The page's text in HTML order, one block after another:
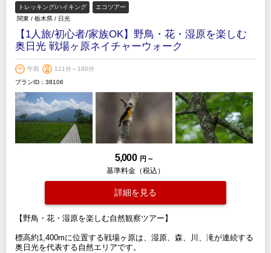
トレッキング/ハイキング
エコツアー
関東 / 栃木県 / 日光
【1人旅/初心者/家族OK】野鳥・花・湿原を楽しむ
奥日光 戦場ヶ原ネイチャーウォーク
午前
121分～180分
プランID：38106
5,000 円 ～
基準料金（税込）
詳細を見る
【野鳥・花・湿原を楽しむ自然観察ツアー】
標高約1,400mに位置する戦場ヶ原は、湿原、森、川、滝が連続する
奥日光を代表する自然エリアです。